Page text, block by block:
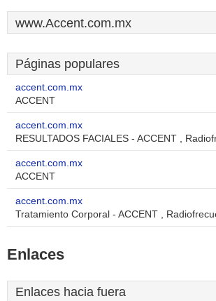
www.Accent.com.mx
Páginas populares
accent.com.mx
ACCENT
accent.com.mx
RESULTADOS FACIALES - ACCENT ,
accent.com.mx
ACCENT
accent.com.mx
Tratamiento Corporal - ACCENT ,
Enlaces
Enlaces hacia fuera